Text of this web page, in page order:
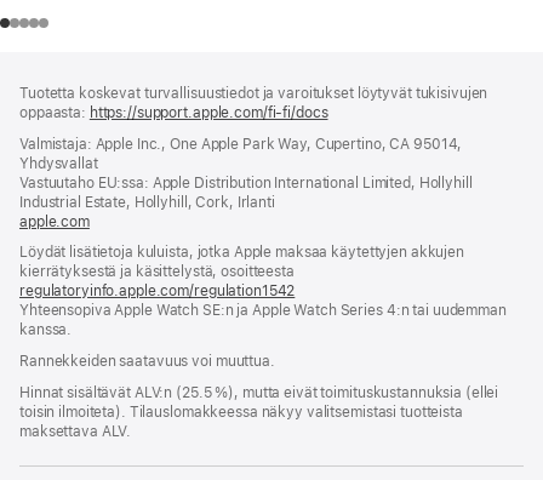
Tuotetta koskevat turvallisuustiedot ja varoitukset löytyvät tukisivujen
oppaasta: https://support.apple.com/fi-fi/docs(avautuu
ikkunaan)
Valmistaja: Apple Inc., One Apple Park Way, Cupertino, CA 95014,
Yhdysvallat
Vastuutaho EU:ssa: Apple Distribution International Limited, Hollyhill
Industrial Estate, Hollyhill, Cork, Irlanti
apple.com(avautuu
uuteen
ikkunaan)
Löydät lisätietoja kuluista, jotka Apple maksaa käytettyjen akkujen
kierrätyksestä ja käsittelystä, osoitteesta
regulatoryinfo.apple.com/regulation1542
uuteen
Yhteensopiva Apple Watch SE:n ja Apple Watch Series 4:n tai uudemman
kanssa.
Rannekkeiden saatavuus voi muuttua.
Hinnat sisältävät ALV:n (25.5 %), mutta eivät toimitus­kustannuksia (ellei
toisin ilmoiteta). Tilauslomakkeessa näkyy valitsemistasi tuotteista
maksettava ALV.